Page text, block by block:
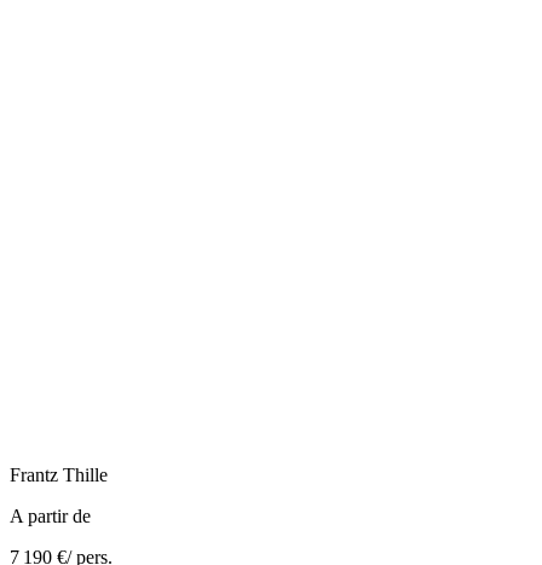
Frantz Thille
A partir de
7 190 €/ pers.